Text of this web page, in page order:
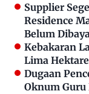
Supplier
Residence
Belum
Kebakaran
Lima
Dugaan
Oknum Guru